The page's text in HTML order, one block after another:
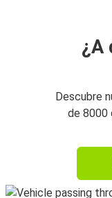
¿A
Descubre
de 8000